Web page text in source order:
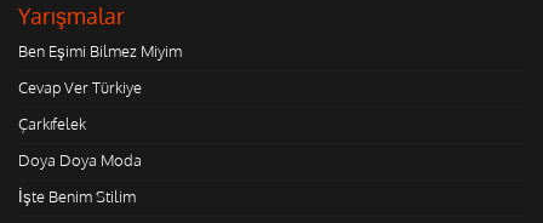
Yarışmalar
Ben Eşimi Bilmez Miyim
Cevap Ver Türkiye
Çarkıfelek
Doya Doya Moda
İşte Benim Stilim